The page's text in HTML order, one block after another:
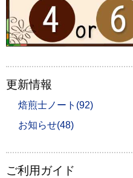
更新情報
焙煎士ノート(92)
お知らせ(48)
ご利用ガイド